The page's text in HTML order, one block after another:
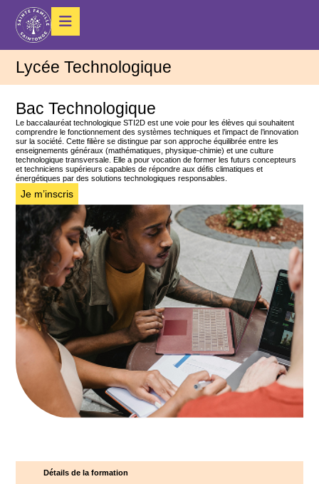
Lycée Technologique
Bac Technologique
Le baccalauréat technologique STI2D est une voie pour les élèves qui souhaitent
comprendre le fonctionnement des systèmes techniques et l’impact de l’innovation
sur la société. Cette filière se distingue par son approche équilibrée entre les
enseignements généraux (mathématiques, physique-chimie) et une culture
technologique transversale. Elle a pour vocation de former les futurs concepteurs
et techniciens supérieurs capables de répondre aux défis climatiques et
énergétiques par des solutions technologiques responsables.
Je m’inscris
Détails de la formation